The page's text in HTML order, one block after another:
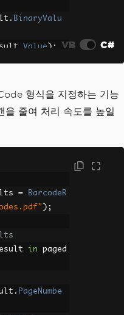
. BinaryValu
Value );
VB C#
형식을 지정하는 기능
을 줄여 처리 속도를 높일
=
BarcodeR
);
in paged
. PageNumbe